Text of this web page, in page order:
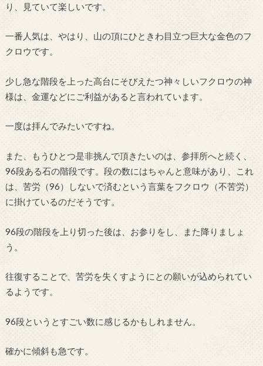
り、見ていて楽しいです。
一番人気は、やはり、山の頂にひときわ目立つ巨大な金色のフ
クロウです。
少し急な階段を上った高台にそびえたつ神々しいフクロウの神
様は、金運などにご利益があると言われています。
一度は拝んでみたいですね。
また、もうひとつ是非挑んで頂きたいのは、参拝所へと続く、
96段ある石の階段です。段の数にはちゃんと意味があり、これ
は、苦労（96）しないで済むという言葉をフクロウ（不苦労）
に掛けているのだそうです。
96段の階段を上り切った後は、お参りをし、また降りましょ
う。
往復することで、苦労を失くすようにとの願いが込められてい
るようです。
96段というとすごい数に感じるかもしれません。
確かに傾斜も急です。